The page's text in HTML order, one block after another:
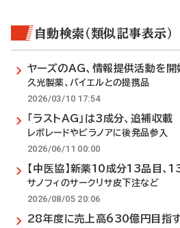
自動検索（類似記事表示）
ヤーズのAG、情報提供活動を開
久光製薬、バイエルとの提携品
2026/03/10 17:54
「ラストAG」は3成分、追補収載
レボレードやビラノアに後発品参入
2026/06/11 00:00
【中医協】新薬10成分13品目、
サノフィのサークリサ皮下注など
2026/08/05 20:06
28年度に売上高630億円目指